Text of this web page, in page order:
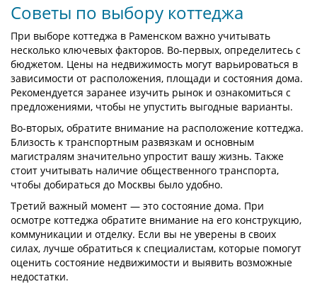
Советы по выбору коттеджа
При выборе коттеджа в Раменском важно учитывать
несколько ключевых факторов. Во-первых, определитесь с
бюджетом. Цены на недвижимость могут варьироваться в
зависимости от расположения, площади и состояния дома.
Рекомендуется заранее изучить рынок и ознакомиться с
предложениями, чтобы не упустить выгодные варианты.
Во-вторых, обратите внимание на расположение коттеджа.
Близость к транспортным развязкам и основным
магистралям значительно упростит вашу жизнь. Также
стоит учитывать наличие общественного транспорта,
чтобы добираться до Москвы было удобно.
Третий важный момент — это состояние дома. При
осмотре коттеджа обратите внимание на его конструкцию,
коммуникации и отделку. Если вы не уверены в своих
силах, лучше обратиться к специалистам, которые помогут
оценить состояние недвижимости и выявить возможные
недостатки.